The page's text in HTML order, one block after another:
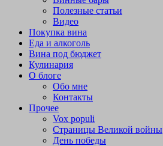
Полезные статьи
Видео
Покупка вина
Еда и алкоголь
Вина под бюджет
Кулинария
О блоге
Обо мне
Контакты
Прочее
Vox populi
Страницы Великой войны
День победы